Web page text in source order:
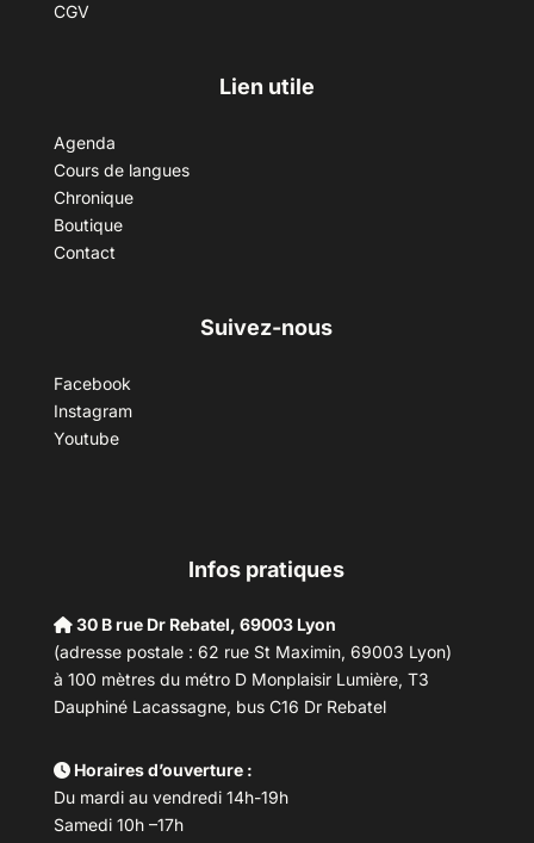
CGV
Lien utile
Agenda
Cours de langues
Chronique
Boutique
Contact
Suivez-nous
Facebook
Instagram
Youtube
Infos pratiques
30 B rue Dr Rebatel, 69003 Lyon
(adresse postale : 62 rue St Maximin, 69003 Lyon)
à 100 mètres du métro D Monplaisir Lumière, T3
Dauphiné Lacassagne, bus C16 Dr Rebatel
Horaires d’ouverture :
Du mardi au vendredi 14h-19h
Samedi 10h –17h